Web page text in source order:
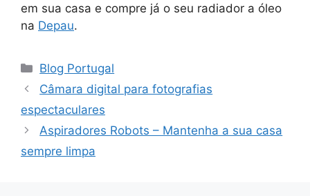
em sua casa e compre já o seu radiador a óleo
na Depau.
Blog Portugal
Câmara digital para fotografias
espectaculares
Aspiradores Robots – Mantenha a sua casa
sempre limpa